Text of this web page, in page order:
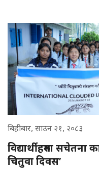
बिहीबार, साउन २१, २०८३
विद्यार्थीहरुमा सचेतना
चितुवा दिवस’